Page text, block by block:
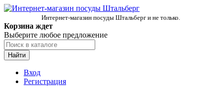
Интернет-магазин посуды Штальберг и не только.
Корзина ждет
Выберите любое предложение
Найти
Вход
Регистрация